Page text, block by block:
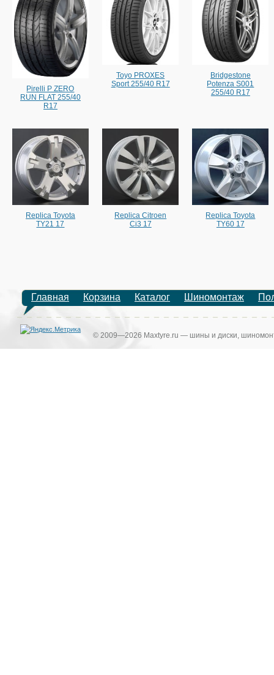
Pirelli P ZERO
RUN FLAT 255/40
R17
Toyo PROXES
Sport 255/40 R17
Bridgestone
Potenza S001
255/40 R17
Replica Toyota
TY21 17
Replica Citroen
Ci3 17
Replica Toyota
TY60 17
Главная Корзина Каталог Шиномонтаж
© 2009—2026 Maxtyre.ru — шины и диски,